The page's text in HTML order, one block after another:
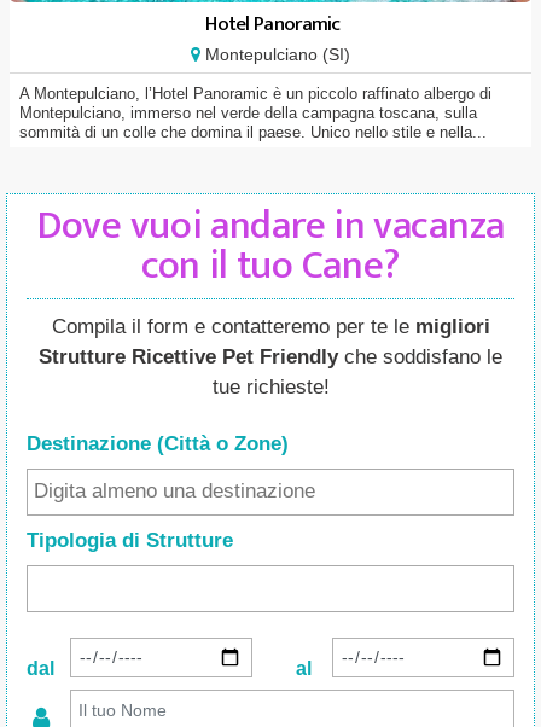
Hotel Panoramic
Montepulciano (SI)
A Montepulciano, l’Hotel Panoramic è un piccolo raffinato albergo di
Montepulciano, immerso nel verde della campagna toscana, sulla
sommità di un colle che domina il paese. Unico nello stile e nella...
Dove vuoi andare in vacanza
con il tuo Cane?
Compila il form e contatteremo per te le migliori
Strutture Ricettive Pet Friendlyche soddisfano le
tue richieste!
Destinazione (Città o Zone)
Tipologia di Strutture
dal al